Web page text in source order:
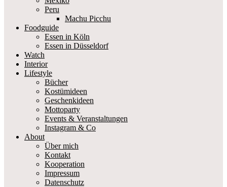
Peru
Machu Picchu
Foodguide
Essen in Köln
Essen in Düsseldorf
Watch
Interior
Lifestyle
Bücher
Kostümideen
Geschenkideen
Mottoparty
Events & Veranstaltungen
Instagram & Co
About
Über mich
Kontakt
Kooperation
Impressum
Datenschutz